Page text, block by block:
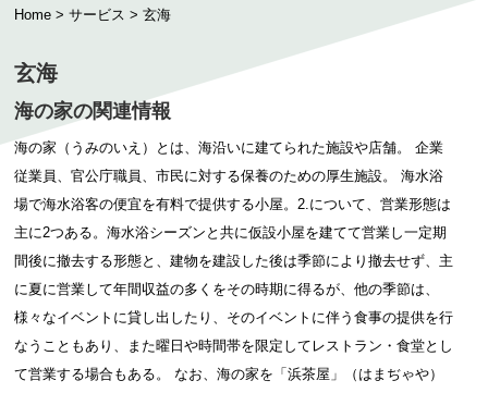
Home >サービス > 玄海
玄海
海の家の関連情報
海の家（うみのいえ）とは、海沿いに建てられた施設や店舗。 企業
従業員、官公庁職員、市民に対する保養のための厚生施設。 海水浴
場で海水浴客の便宜を有料で提供する小屋。2.について、営業形態は
主に2つある。海水浴シーズンと共に仮設小屋を建てて営業し一定期
間後に撤去する形態と、建物を建設した後は季節により撤去せず、主
に夏に営業して年間収益の多くをその時期に得るが、他の季節は、
様々なイベントに貸し出したり、そのイベントに伴う食事の提供を行
なうこともあり、また曜日や時間帯を限定してレストラン・食堂とし
て営業する場合もある。 なお、海の家を「浜茶屋」（はまぢゃや）